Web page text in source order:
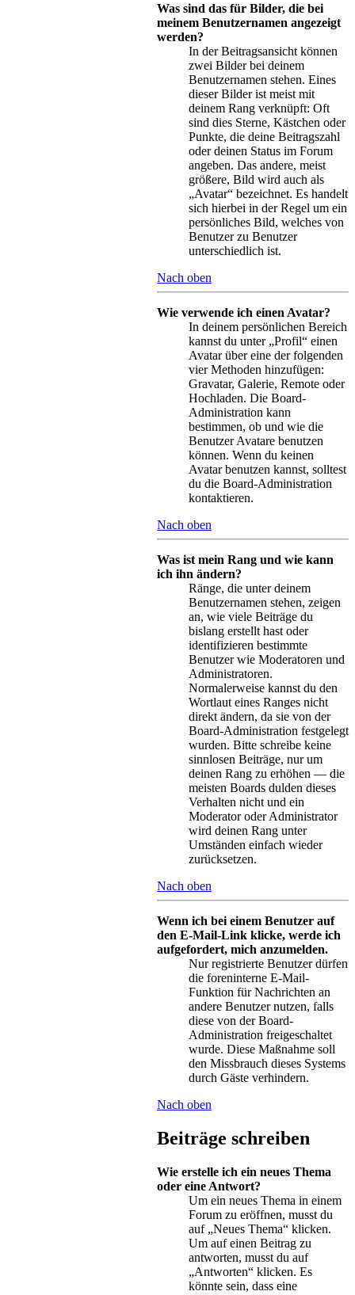
Was sind das für Bilder, die bei
meinem Benutzernamen angezeigt
werden?
In der Beitragsansicht können
zwei Bilder bei deinem
Benutzernamen stehen. Eines
dieser Bilder ist meist mit
deinem Rang verknüpft: Oft
sind dies Sterne, Kästchen oder
Punkte, die deine Beitragszahl
oder deinen Status im Forum
angeben. Das andere, meist
größere, Bild wird auch als
„Avatar“ bezeichnet. Es handelt
sich hierbei in der Regel um ein
persönliches Bild, welches von
Benutzer zu Benutzer
unterschiedlich ist.
Nach oben
Wie verwende ich einen Avatar?
In deinem persönlichen Bereich
kannst du unter „Profil“ einen
Avatar über eine der folgenden
vier Methoden hinzufügen:
Gravatar, Galerie, Remote oder
Hochladen. Die Board-
Administration kann
bestimmen, ob und wie die
Benutzer Avatare benutzen
können. Wenn du keinen
Avatar benutzen kannst, solltest
du die Board-Administration
kontaktieren.
Nach oben
Was ist mein Rang und wie kann
ich ihn ändern?
Ränge, die unter deinem
Benutzernamen stehen, zeigen
an, wie viele Beiträge du
bislang erstellt hast oder
identifizieren bestimmte
Benutzer wie Moderatoren und
Administratoren.
Normalerweise kannst du den
Wortlaut eines Ranges nicht
direkt ändern, da sie von der
Board-Administration festgelegt
wurden. Bitte schreibe keine
sinnlosen Beiträge, nur um
deinen Rang zu erhöhen — die
meisten Boards dulden dieses
Verhalten nicht und ein
Moderator oder Administrator
wird deinen Rang unter
Umständen einfach wieder
zurücksetzen.
Nach oben
Wenn ich bei einem Benutzer auf
den E-Mail-Link klicke, werde ich
aufgefordert, mich anzumelden.
Nur registrierte Benutzer dürfen
die foreninterne E-Mail-
Funktion für Nachrichten an
andere Benutzer nutzen, falls
diese von der Board-
Administration freigeschaltet
wurde. Diese Maßnahme soll
den Missbrauch dieses Systems
durch Gäste verhindern.
Nach oben
Beiträge schreiben
Wie erstelle ich ein neues Thema
oder eine Antwort?
Um ein neues Thema in einem
Forum zu eröffnen, musst du
auf „Neues Thema“ klicken.
Um auf einen Beitrag zu
antworten, musst du auf
„Antworten“ klicken. Es
könnte sein, dass eine